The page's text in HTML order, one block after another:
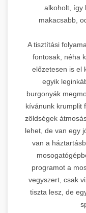
alkoholt, így
makacsabb,
A tisztítási
fontosak, néha
előzetesen is el
egyik
burgonyák
kívánunk krumplit
zöldségek
lehet, de van egy
van a
programot a
vegyszert, csak
tiszta lesz, de